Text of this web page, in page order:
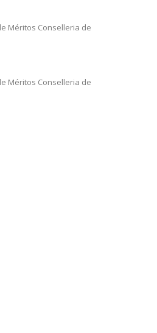
Méritos Conselleria de
Méritos Conselleria de